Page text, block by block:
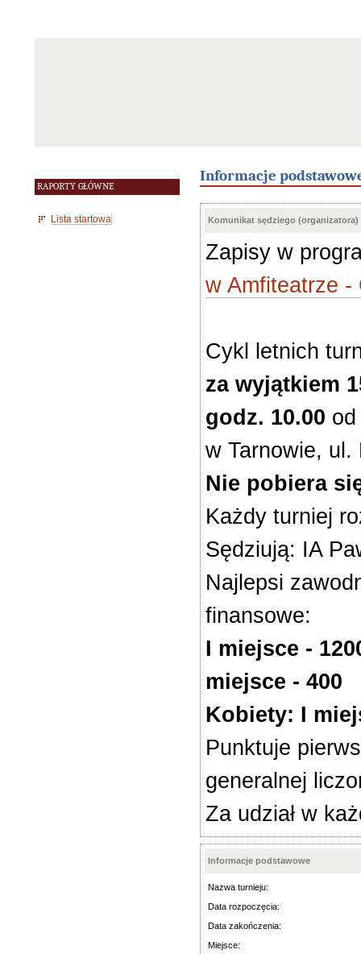
RAPORTY GŁÓWNE
Lista startowa
Informacje
Komunikat sędziego (organizatora)
Zapisy w
w Amfiteatrze -
Cykl letnich
za wyjątkiem
godz. 10.00
w Tarnowie, ul.
Nie pobiera
Każdy turniej
Sędziują: IA
Najlepsi
finansowe:
I miejsce -
miejsce - 400
Kobiety: I
Punktuje
generalnej
Za udział w
Informacje podstawowe
Nazwa turnieju:
Data rozpoczęcia:
Data zakończenia:
Miejsce: